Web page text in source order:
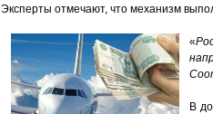
Эксперты отмечают, что механизм
«
В